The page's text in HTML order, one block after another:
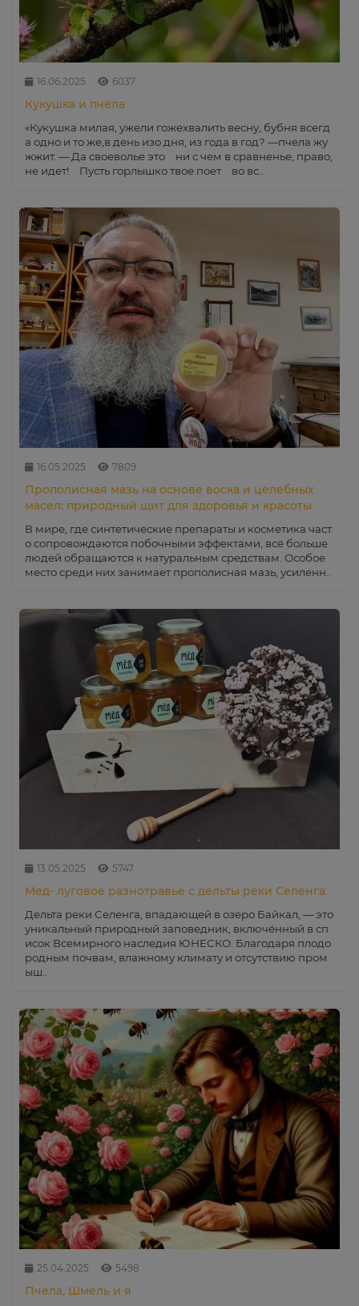
16.06.2025 6037
Кукушка и пчела
«Кукушка милая, ужели гожехвалить весну, бубня всегд
а одно и то же,в день изо дня, из года в год? —пчела жу
жжит. — Да своеволье это ни с чем в сравненье, право,
не идет! Пусть горлышко твое поет во вс..
16.05.2025 7809
Прополисная мазь на основе воска и целебных
масел: природный щит для здоровья и красоты
В мире, где синтетические препараты и косметика част
о сопровождаются побочными эффектами, всё больше
людей обращаются к натуральным средствам. Особое
место среди них занимает прополисная мазь, усиленн..
13.05.2025 5747
Мед- луговое разнотравье с дельты реки Селенга
Дельта реки Селенга, впадающей в озеро Байкал, — это
уникальный природный заповедник, включённый в сп
исок Всемирного наследия ЮНЕСКО. Благодаря плодо
родным почвам, влажному климату и отсутствию пром
ыш..
25.04.2025 5498
Пчела, Шмель и я